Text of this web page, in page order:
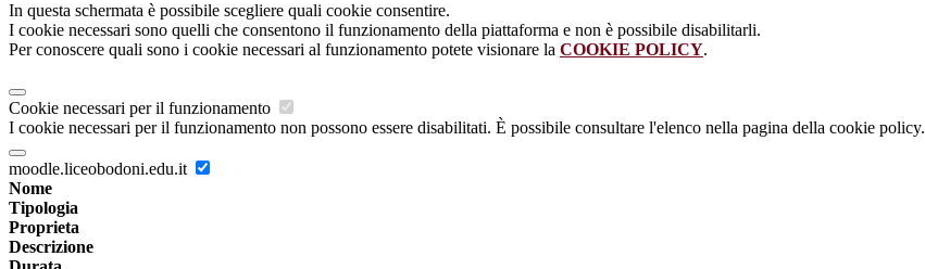
In questa schermata è possibile scegliere quali cookie consentire.
I cookie necessari sono quelli che consentono il funzionamento della piattaforma e non è possibile disabilitarli.
Per conoscere quali sono i cookie necessari al funzionamento potete visionare la COOKIE POLICY.
Cookie necessari per il funzionamento
I cookie necessari per il funzionamento non possono essere disabilitati. È possibile consultare l'elenco nella pagina della cookie policy.
moodle.liceobodoni.edu.it
Nome
Tipologia
Proprieta
Descrizione